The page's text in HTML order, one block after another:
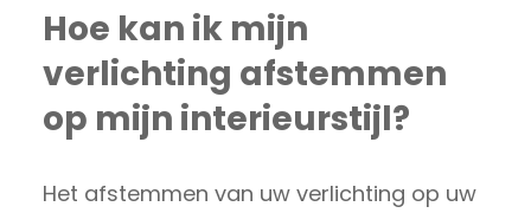
Hoe kan ik mijn
verlichting afstemmen
op mijn interieurstijl?
Het afstemmen van uw verlichting op uw